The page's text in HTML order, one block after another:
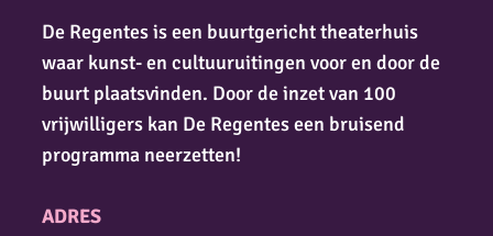
De Regentes is een buurtgericht theaterhuis
waar kunst- en cultuuruitingen voor en door de
buurt plaatsvinden. Door de inzet van 100
vrijwilligers kan De Regentes een bruisend
programma neerzetten!
ADRES